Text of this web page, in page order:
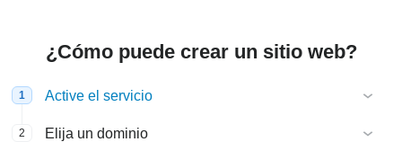
¿Cómo puede crear un sitio web?
1 Active el servicio
2 Elija un dominio